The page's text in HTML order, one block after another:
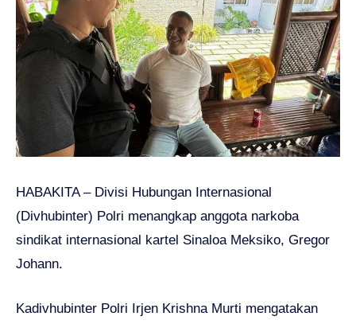
HABAKITA – Divisi Hubungan Internasional
(Divhubinter) Polri menangkap anggota narkoba
sindikat internasional kartel Sinaloa Meksiko, Gregor
Johann.
Kadivhubinter Polri Irjen Krishna Murti mengatakan